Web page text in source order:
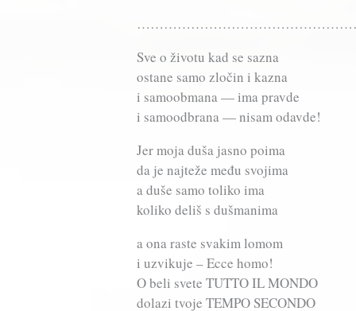
Sve o životu kad se sazna
ostane samo zločin i kazna
i samoobmana — ima pravde
i samoodbrana — nisam odavde!
Jer moja duša jasno poima
da je najteže među svojima
a duše samo toliko ima
koliko deliš s dušmanima
a ona raste svakim lomom
i uzvikuje – Ecce homo!
O beli svete TUTTO IL MONDO
dolazi tvoje TEMPO SECONDO